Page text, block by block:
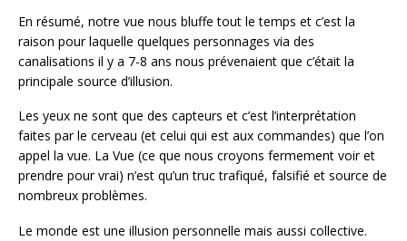
En résumé, notre vue nous bluffe tout le temps et c’est la
raison pour laquelle quelques personnages via des
canalisations il y a 7-8 ans nous prévenaient que c’était la
principale source d’illusion.
Les yeux ne sont que des capteurs et c’est l’interprétation
faites par le cerveau (et celui qui est aux commandes) que l’on
appel la vue. La Vue (ce que nous croyons fermement voir et
prendre pour vrai) n’est qu’un truc trafiqué, falsifié et source de
nombreux problèmes.
Le monde est une illusion personnelle mais aussi collective.